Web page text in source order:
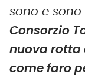
sono e
Consorzio
nuova rotta
come faro